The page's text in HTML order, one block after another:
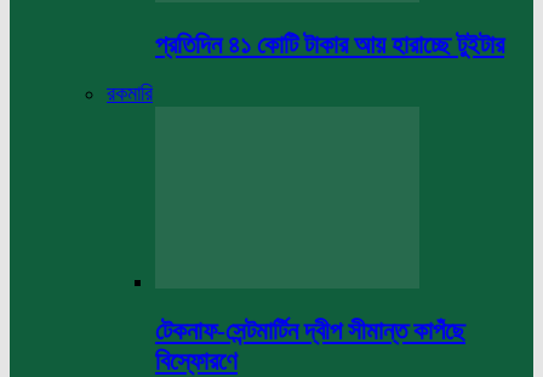
প্রতিদিন ৪১ কোটি টাকার আয় হারাচ্ছে টুইটার
রকমারি
টেকনাফ-সেন্টমার্টিন দ্বীপ সীমান্ত কাপঁছে
বিস্ফোরণে